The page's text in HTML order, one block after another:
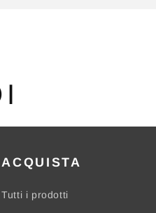
ACQUISTA
Tutti i prodotti